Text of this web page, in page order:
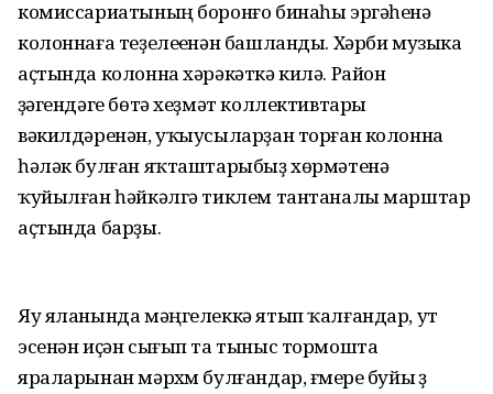
комиссариатының боронғо бинаһы эргәһенә
колоннаға теҙелеүенән башланды. Хәрби музыка
аҫтында колонна хәрәкәткә килә. Район
үҙәгендәге бөтә хеҙмәт коллективтары
вәкилдәренән, уҡыусыларҙан торған колонна
һәләк булған яҡташтарыбыҙ хөрмәтенә
ҡуйылған һәйкәлгә тиклем тантаналы марштар
аҫтында барҙы.
Яу яланында мәңгелеккә ятып ҡалғандар, ут
эсенән иҫән сығып та тыныс тормошта
яраларынан мәрхүм булғандар, ғүмере буйы үҙ